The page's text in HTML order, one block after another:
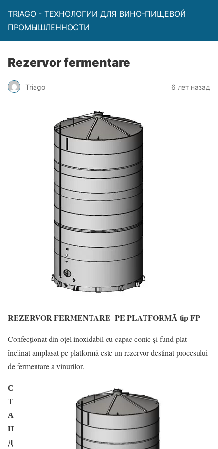
TRIAGO - ТЕХНОЛОГИИ ДЛЯ ВИНО-ПИЩЕВОЙ
ПРОМЫШЛЕННОСТИ
Rezervor fermentare
Triago 6 лет назад
REZERVOR FERMENTARE PE PLATFORMĂ tip FP
Confecționat din oțel inoxidabil cu capac conic și fund plat
înclinat amplasat pe platformă este un rezervor destinat procesului
de fermentare a vinurilor.
С
Т
А
Н
Д